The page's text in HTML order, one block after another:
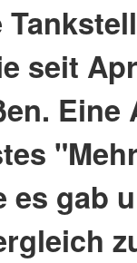
seit
es gab